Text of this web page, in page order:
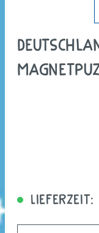
Lieferzeit: